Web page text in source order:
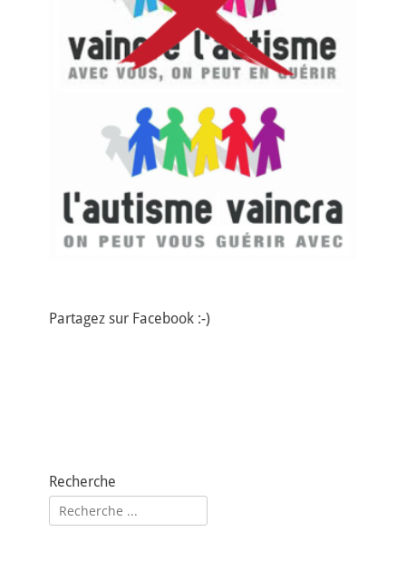
Partagez sur Facebook :-)
Recherche
Rechercher :